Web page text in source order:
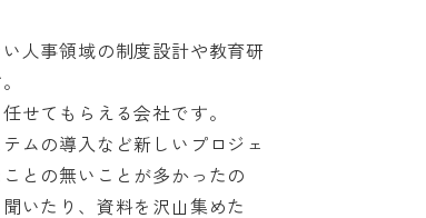
人事領域の制度設計や教育研
せてもらえる会社です。
ムの導入など新しいプロジェ
との無いことが多かったの
いたり、資料を沢山集めた